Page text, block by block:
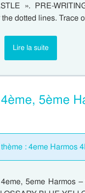
». PRE-
dotted lines. Trace
Lire la suite
5ème
: 4eme Harmos
5eme Harmos –